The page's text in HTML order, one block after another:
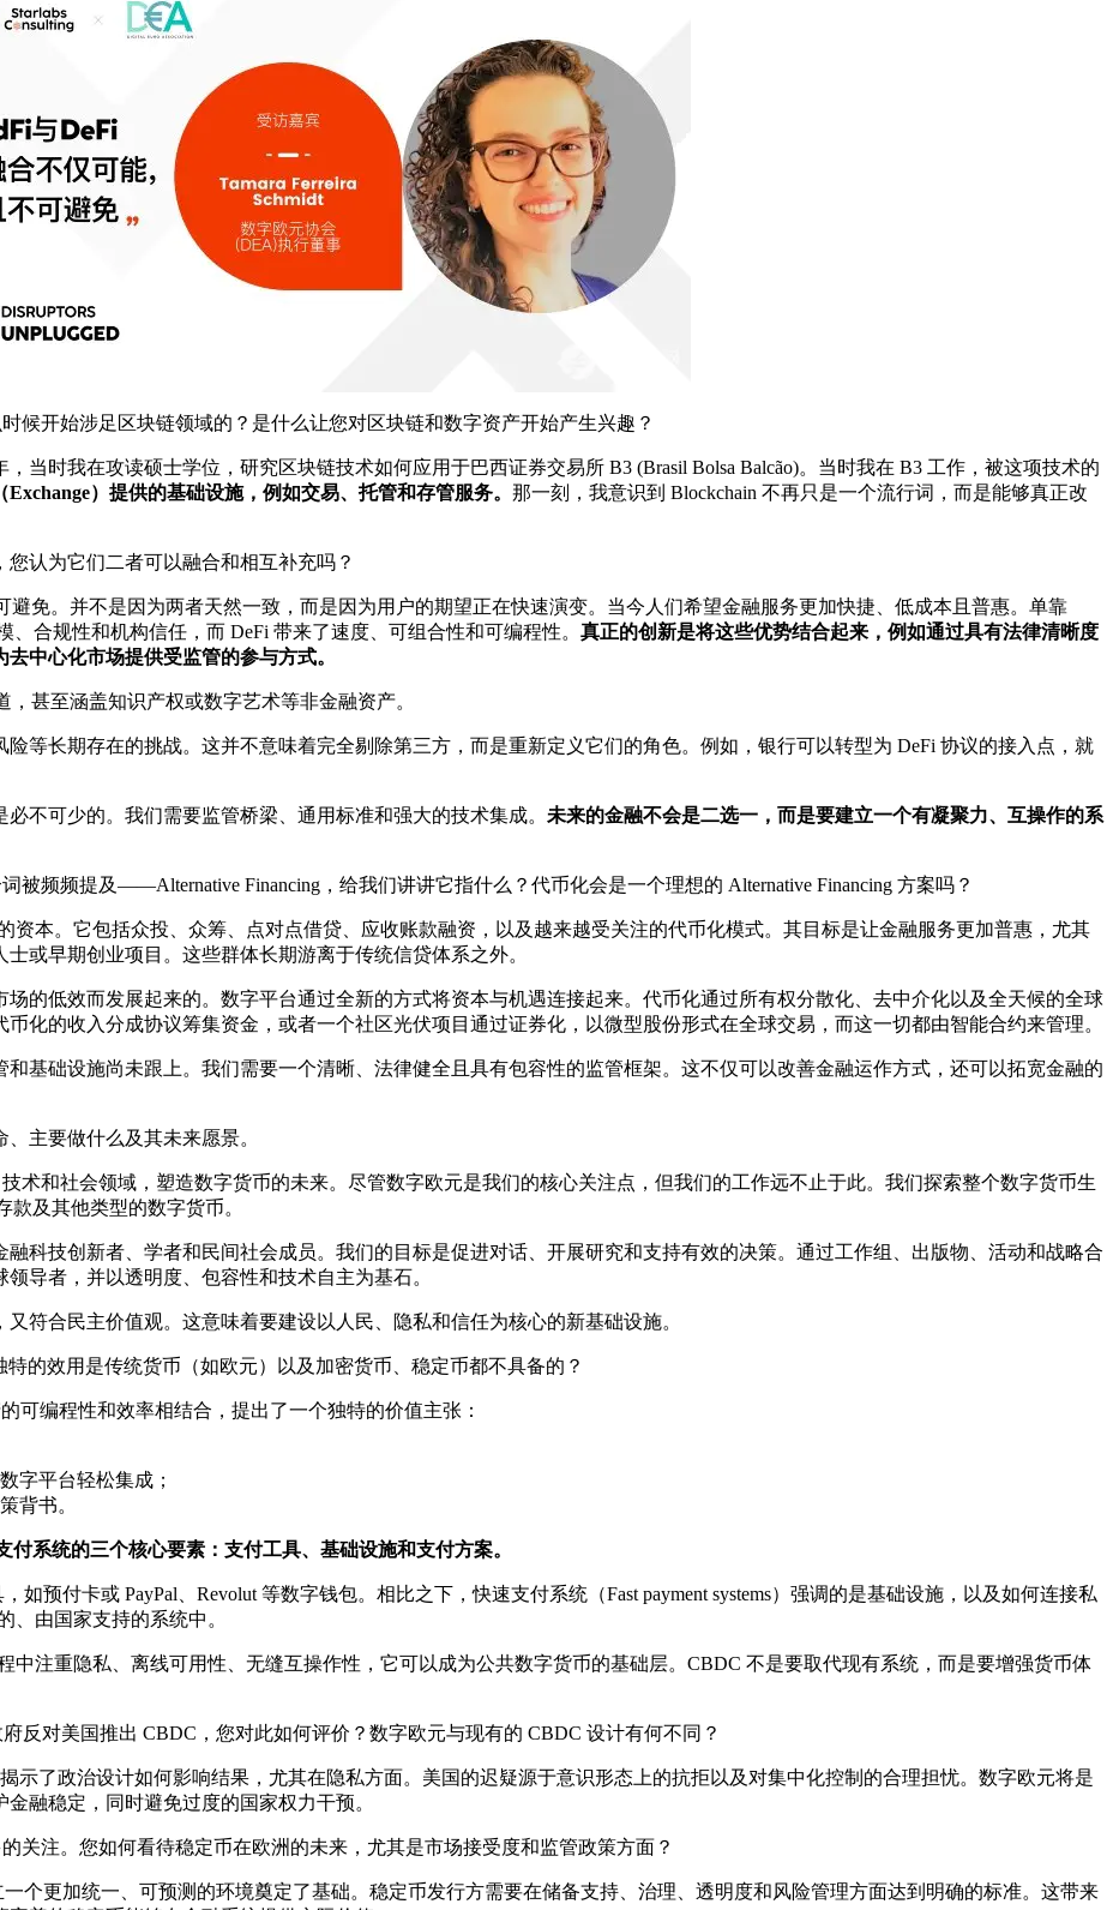
候开始涉足区块链领域的？是什么让您对区块链和数字资产开始产生兴趣？
当时我在攻读硕士学位，研究区块链技术如何应用于巴西证券交易所 B3 (Brasil Bolsa Balcão)。当时我在 B3 工作，被这项技术的
）提供的基础设施，例如交易、托管和存管服务。 那一刻，我意识到 Blockchain 不再只是一个流行词，而是能够真正改
您认为它们二者可以融合和相互补充吗？
避免。并不是因为两者天然一致，而是因为用户的期望正在快速演变。当今人们希望金融服务更加快捷、低成本且普惠。单靠
、合规性和机构信任，而 DeFi 带来了速度、可组合性和可编程性。 真正的创新是将这些优势结合起来，例如通过具有法律清晰度
中心化市场提供受监管的参与方式。
甚至涵盖知识产权或数字艺术等非金融资产。
等长期存在的挑战。这并不意味着完全剔除第三方，而是重新定义它们的角色。例如，银行可以转型为 DeFi 协议的接入点，就
不可少的。我们需要监管桥梁、通用标准和强大的技术集成。 未来的金融不会是二选一，而是要建立一个有凝聚力、互操作的系
被频频提及——Alternative Financing，给我们讲讲它指什么？代币化会是一个理想的 Alternative Financing 方案吗？
资本。它包括众投、众筹、点对点借贷、应收账款融资，以及越来越受关注的代币化模式。其目标是让金融服务更加普惠，尤其
或早期创业项目。这些群体长期游离于传统信贷体系之外。
的低效而发展起来的。数字平台通过全新的方式将资本与机遇连接起来。代币化通过所有权分散化、去中介化以及全天候的全球
化的收入分成协议筹集资金，或者一个社区光伏项目通过证券化，以微型股份形式在全球交易，而这一切都由智能合约来管理。
基础设施尚未跟上。我们需要一个清晰、法律健全且具有包容性的监管框架。这不仅可以改善金融运作方式，还可以拓宽金融的
主要做什么及其未来愿景。
术和社会领域，塑造数字货币的未来。尽管数字欧元是我们的核心关注点，但我们的工作远不止于此。我们探索整个数字货币生
及其他类型的数字货币。
科技创新者、学者和民间社会成员。我们的目标是促进对话、开展研究和支持有效的决策。通过工作组、出版物、活动和战略合
导者，并以透明度、包容性和技术自主为基石。
符合民主价值观。这意味着要建设以人民、隐私和信任为核心的新基础设施。
的效用是传统货币（如欧元）以及加密货币、稳定币都不具备的？
可编程性和效率相结合，提出了一个独特的价值主张：
字平台轻松集成；
背书。
系统的三个核心要素：支付工具、基础设施和支付方案。
如预付卡或 PayPal、Revolut 等数字钱包。相比之下，快速支付系统（Fast payment systems）强调的是基础设施，以及如何连接私
、由国家支持的系统中。
中注重隐私、离线可用性、无缝互操作性，它可以成为公共数字货币的基础层。CBDC 不是要取代现有系统，而是要增强货币体
反对美国推出 CBDC，您对此如何评价？数字欧元与现有的 CBDC 设计有何不同？
示了政治设计如何影响结果，尤其在隐私方面。美国的迟疑源于意识形态上的抗拒以及对集中化控制的合理担忧。数字欧元将是
融稳定，同时避免过度的国家权力干预。
关注。您如何看待稳定币在欧洲的未来，尤其是市场接受度和监管政策方面？
个更加统一、可预测的环境奠定了基础。稳定币发行方需要在储备支持、治理、透明度和风险管理方面达到明确的标准。这带来